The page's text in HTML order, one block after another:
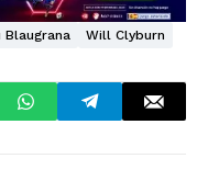
Blaugrana Will Clyburn